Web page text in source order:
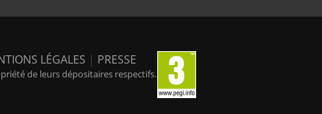
LÉGALES | PRESSE
de leurs dépositaires respectifs.